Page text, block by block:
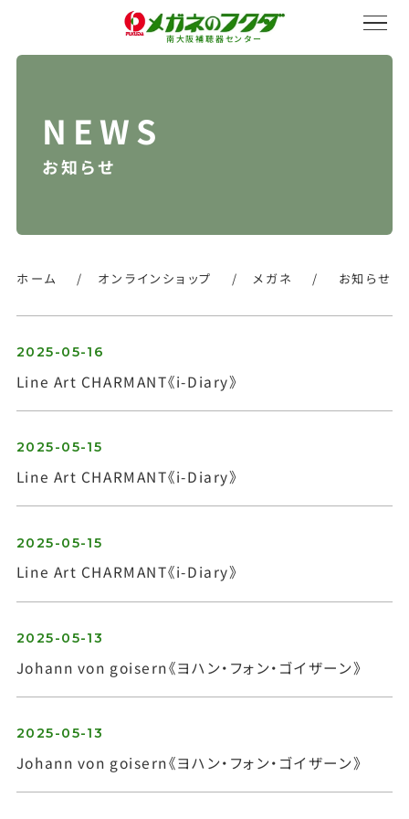
南大阪補聴器センター
サービス紹介
オンラインストア
お問い合わせ
お知らせ
ホーム / オンラインショップ / メガネ / お知らせ
2025-05-16
Line Art CHARMANT《i-Diary》
2025-05-15
Line Art CHARMANT《i-Diary》
2025-05-15
Line Art CHARMANT《i-Diary》
2025-05-13
Johann von goisern《ヨハン・フォン・ゴイザーン》
2025-05-13
Johann von goisern《ヨハン・フォン・ゴイザーン》